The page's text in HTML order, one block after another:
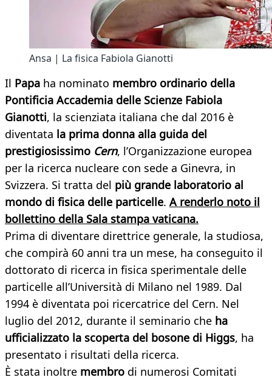
Ansa | La fisica Fabiola Gianotti
Il Papa ha nominato membro ordinario della
Pontificia Accademia delle Scienze Fabiola
Gianotti, la scienziata italiana che dal 2016 è
diventata la prima donna alla guida del
prestigiosissimo Cern, l’Organizzazione europea
per la ricerca nucleare con sede a Ginevra, in
Svizzera. Si tratta del più grande laboratorio al
mondo di fisica delle particelle. A renderlo noto il
bollettino della Sala stampa vaticana.
Prima di diventare direttrice generale, la studiosa,
che compirà 60 anni tra un mese, ha conseguito il
dottorato di ricerca in fisica sperimentale delle
particelle all’Università di Milano nel 1989. Dal
1994 è diventata poi ricercatrice del Cern. Nel
luglio del 2012, durante il seminario che ha
ufficializzato la scoperta del bosone di Higgs, ha
presentato i risultati della ricerca.
È stata inoltre membro di numerosi Comitati